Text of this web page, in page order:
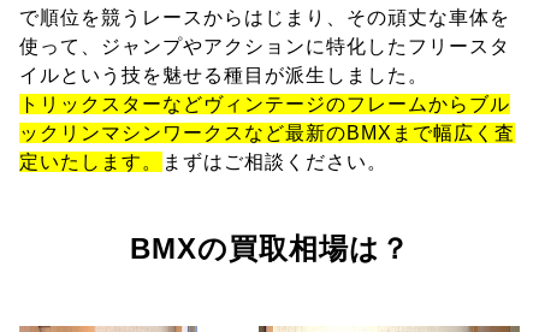
で順位を競うレースからはじまり、その頑丈な車体を
使って、ジャンプやアクションに特化したフリースタ
イルという技を魅せる種目が派生しました。
トリックスターなどヴィンテージのフレームからブル
ックリンマシンワークスなど最新のBMXまで幅広く査
定いたします。
まずはご相談ください。
BMXの買取相場は？